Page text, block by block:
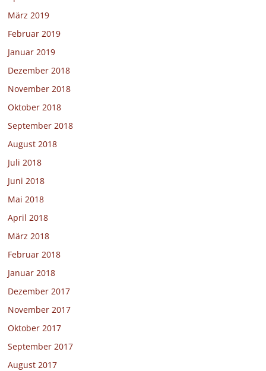
März 2019
Februar 2019
Januar 2019
Dezember 2018
November 2018
Oktober 2018
September 2018
August 2018
Juli 2018
Juni 2018
Mai 2018
April 2018
März 2018
Februar 2018
Januar 2018
Dezember 2017
November 2017
Oktober 2017
September 2017
August 2017